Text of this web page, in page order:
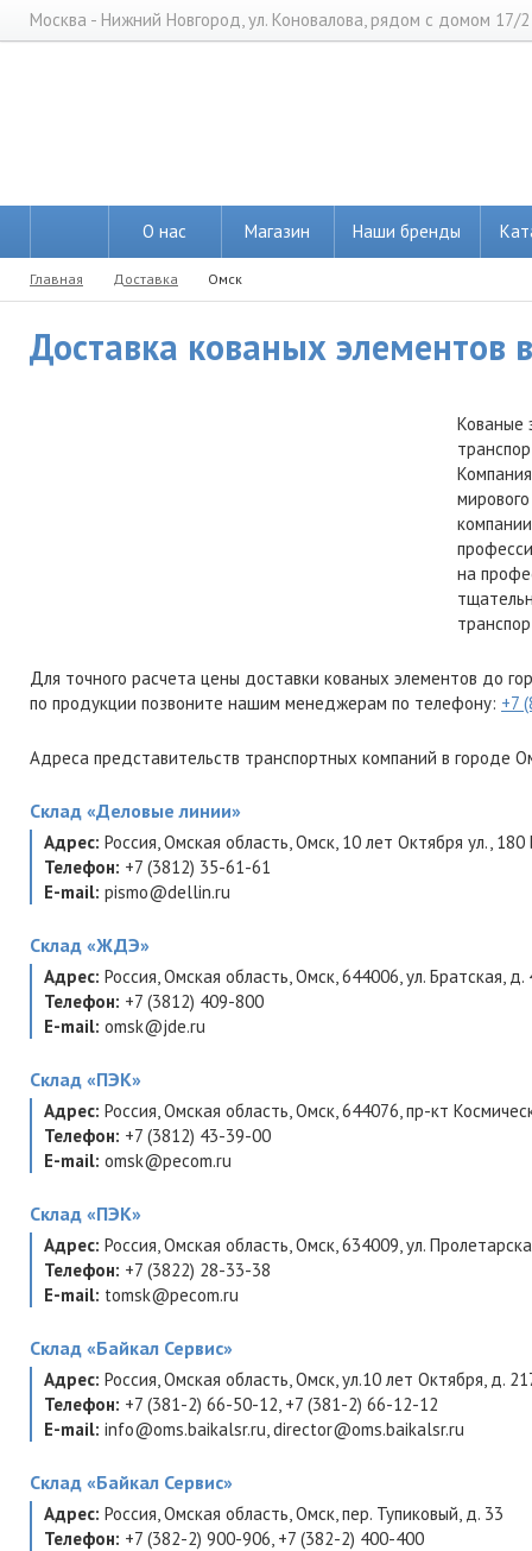
Москва - Нижний Новгород, ул. Коновалова, рядом с домом 17/2
О нас Магазин Наши бренды
Главная Доставка Омск
Доставка кованых элементов
Кованые
на
Для точного расчета цены доставки кованых элементов до
по продукции позвоните нашим менеджерам по телефону: +7
Адреса представительств транспортных компаний в городе
Склад «Деловые линии»
Адрес: Россия,Омская область,Омск, 10 лет Октября ул., 180
Телефон: +7 (3812) 35-61-61
E-mail: pismo@dellin.ru
Склад «ЖДЭ»
Адрес: Россия,Омская область,Омск,644006,ул. Братская, д.
Телефон: +7 (3812) 409-800
E-mail: omsk@jde.ru
Склад «ПЭК»
Адрес: Россия,Омская область,Омск,644076,пр-кт
Телефон: +7 (3812) 43-39-00
E-mail: omsk@pecom.ru
Склад «ПЭК»
Адрес: Россия,Омская область,Омск,634009,ул.
Телефон: +7 (3822) 28-33-38
E-mail: tomsk@pecom.ru
Склад «Байкал Сервис»
Адрес: Россия,Омская область,Омск,ул.10 лет Октября, д.
Телефон: +7 (381-2) 66-50-12, +7 (381-2) 66-12-12
E-mail: info@oms.baikalsr.ru,director@oms.baikalsr.ru
Склад «Байкал Сервис»
Адрес: Россия,Омская область,Омск,пер. Тупиковый, д. 33
Телефон: +7 (382-2) 900-906, +7 (382-2) 400-400